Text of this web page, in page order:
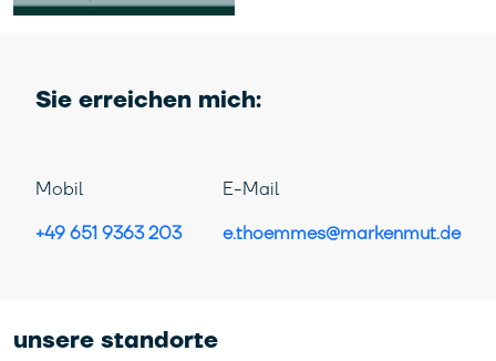
Sie erreichen mich:
Mobil
+49 651 9363 203
E-Mail
e.thoemmes@markenmut.de
unsere standorte